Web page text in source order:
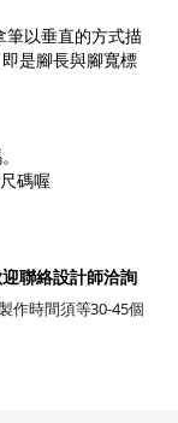
筆以垂直的方式描
是腳長與腳寬標
碼喔
聯絡設計師洽詢
作時間須等30-45個